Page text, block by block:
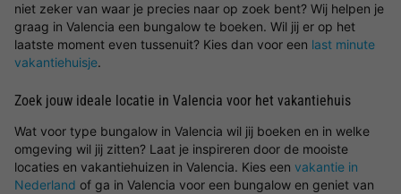
niet zeker van waar je precies naar op zoek bent? Wij helpen je
graag in Valencia een bungalow te boeken. Wil jij er op het
laatste moment even tussenuit? Kies dan voor een last minute
vakantiehuisje.
Zoek jouw ideale locatie in Valencia voor het vakantiehuis
Wat voor type bungalow in Valencia wil jij boeken en in welke
omgeving wil jij zitten? Laat je inspireren door de mooiste
locaties en vakantiehuizen in Valencia. Kies een vakantie in
Nederland of ga in Valencia voor een bungalow en geniet van